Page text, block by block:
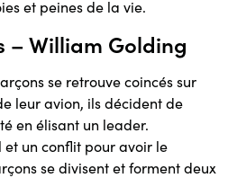
et peines de la vie.
– William Golding
se retrouve coincés sur
leur avion, ils décident de
en élisant un leader.
un conflit pour avoir le
se divisent et forment deux